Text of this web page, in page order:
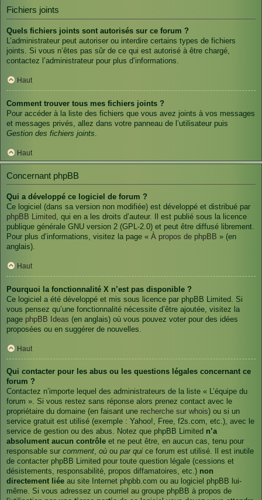
Fichiers joints
Quels fichiers joints sont autorisés sur ce forum ?
L’administrateur peut autoriser ou interdire certains types de fichiers
joints. Si vous n’êtes pas sûr de ce qui est autorisé à être chargé,
contactez l’administrateur pour plus d’informations.
Haut
Comment trouver tous mes fichiers joints ?
Pour accéder à la liste des fichiers que vous avez joints à vos messages
et messages privés, allez dans votre panneau de l’utilisateur puis
Gestion des fichiers joints.
Haut
Concernant phpBB
Qui a développé ce logiciel de forum ?
Ce logiciel (dans sa version non modifiée) est développé et distribué par
phpBB Limited , qui en a les droits d’auteur. Il est publié sous la licence
publique générale GNU version 2 (GPL-2.0) et peut être diffusé librement.
Pour plus d’informations, visitez la page « À propos de phpBB » (en
anglais).
Haut
Pourquoi la fonctionnalité X n’est pas disponible ?
Ce logiciel a été développé et mis sous licence par phpBB Limited. Si
vous pensez qu’une fonctionnalité nécessite d’être ajoutée, visitez la
page phpBB Ideas (en anglais) où vous pouvez voter pour des idées
proposées ou en suggérer de nouvelles.
Haut
Qui contacter pour les abus ou les questions légales concernant ce
forum ?
Contactez n’importe lequel des administrateurs de la liste « L’équipe du
forum ». Si vous restez sans réponse alors prenez contact avec le
propriétaire du domaine (en faisant une recherche sur whois) ou si un
service gratuit est utilisé (exemple : Yahoo!, Free, f2s.com, etc.), avec le
service de gestion ou des abus. Notez que phpBB Limited n’a
absolument aucun contrôle et ne peut être, en aucun cas, tenu pour
responsable sur comment, où ou par qui ce forum est utilisé. Il est inutile
de contacter phpBB Limited pour toute question légale (cessions et
désistements, responsabilité, propos diffamatoires, etc.) non
directement liée au site Internet phpbb.com ou au logiciel phpBB lui-
même. Si vous adressez un courriel au groupe phpBB à propos de